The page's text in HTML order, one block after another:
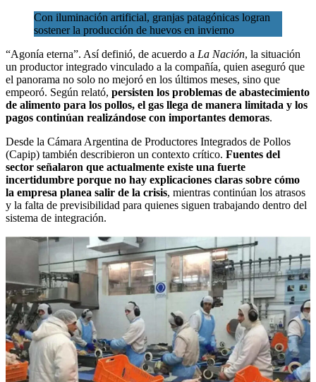
Con iluminación artificial, granjas patagónicas logran
sostener la producción de huevos en invierno
“Agonía eterna”. Así definió, de acuerdo a La Nación, la situación
un productor integrado vinculado a la compañía, quien aseguró que
el panorama no solo no mejoró en los últimos meses, sino que
empeoró. Según relató, persisten los problemas de abastecimiento
de alimento para los pollos, el gas llega de manera limitada y los
pagos continúan realizándose con importantes demoras.
Desde la Cámara Argentina de Productores Integrados de Pollos
(Capip) también describieron un contexto crítico. Fuentes del
sector señalaron que actualmente existe una fuerte
incertidumbre porque no hay explicaciones claras sobre cómo
la empresa planea salir de la crisis, mientras continúan los atrasos
y la falta de previsibilidad para quienes siguen trabajando dentro del
sistema de integración.